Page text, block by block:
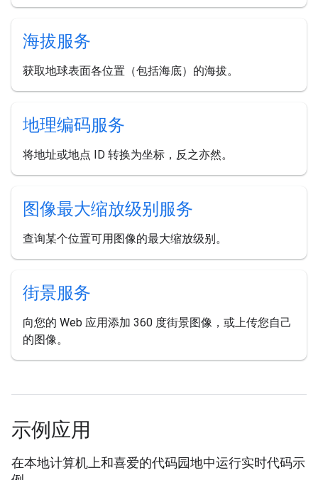
海拔服务
获取地球表面各位置（包括海底）的海拔。
地理编码服务
将地址或地点 ID 转换为坐标，反之亦然。
图像最大缩放级别服务
查询某个位置可用图像的最大缩放级别。
街景服务
向您的 Web 应用添加 360 度街景图像，或上传您自己
的图像。
示例应用
在本地计算机上和喜爱的代码园地中运行实时代码示